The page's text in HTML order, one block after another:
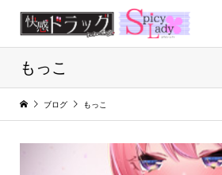
もっこ
ブログ もっこ